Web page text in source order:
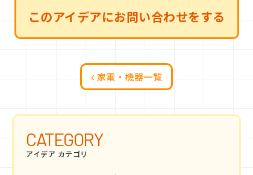
このアイデアにお問い合わせをする
家電・機器一覧
CATEGORY
アイデア カテゴリ